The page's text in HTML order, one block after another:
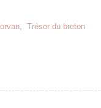
, Trésor du breton